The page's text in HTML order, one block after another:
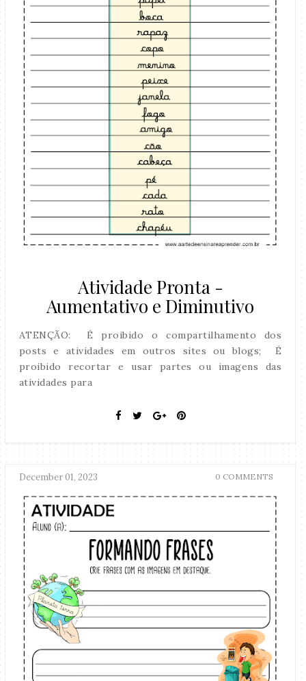
Atividade Pronta -
Aumentativo e Diminutivo
ATENÇÃO: É proibido o compartilhamento dos
posts e atividades em outros sites ou blogs; É
proibido recortar e usar partes ou imagens das
atividades para
December 01, 2023 0 COMMENTS